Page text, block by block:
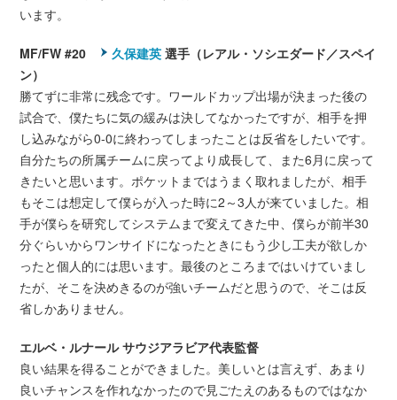
います。
MF/FW #20 久保建英 選手（レアル・ソシエダード／スペイ
ン）
勝てずに非常に残念です。ワールドカップ出場が決まった後の
試合で、僕たちに気の緩みは決してなかったですが、相手を押
し込みながら0-0に終わってしまったことは反省をしたいです。
自分たちの所属チームに戻ってより成長して、また6月に戻って
きたいと思います。ポケットまではうまく取れましたが、相手
もそこは想定して僕らが入った時に2～3人が来ていました。相
手が僕らを研究してシステムまで変えてきた中、僕らが前半30
分ぐらいからワンサイドになったときにもう少し工夫が欲しか
ったと個人的には思います。最後のところまではいけていまし
たが、そこを決めきるのが強いチームだと思うので、そこは反
省しかありません。
エルベ・ルナール サウジアラビア代表監督
良い結果を得ることができました。美しいとは言えず、あまり
良いチャンスを作れなかったので見ごたえのあるものではなか